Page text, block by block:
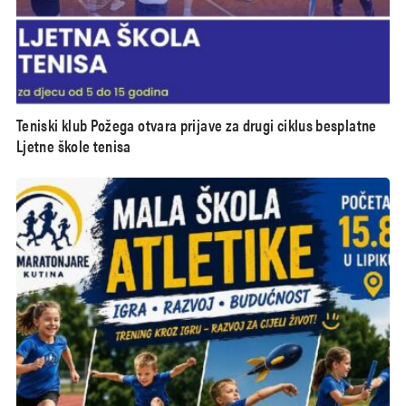
Teniski klub Požega otvara prijave za drugi ciklus besplatne
Ljetne škole tenisa